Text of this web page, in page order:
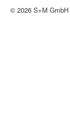
© 2026 S+M GmbH